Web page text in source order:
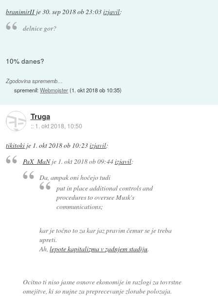
branimirII je30. sep 2018 ob 23:03izjavil:
delnice gor?
10% danes?
Zgodovina sprememb…
spremenil:Webmojster(1. okt 2018 ob 10:35)
Truga
:: 1. okt 2018, 10:50
tikitoki je 1. okt 2018 ob 10:23izjavil:
PaX_MaNje 1. okt 2018 ob 09:44izjavil:
Da, ampak oni hočejo tudi
put in place additional controls and
procedures to oversee Musk's
communications;
kar je točno to za kar jaz pravim čemur se je treba
upreti.
Ah,lepote kapitalizma v zadnjem stadiju.
Ocitno ti niso jasne osnove ekonomije in razlogi za tovrstne
omejitve, ki so nujne za preprecevanje zlorabe polozaja.